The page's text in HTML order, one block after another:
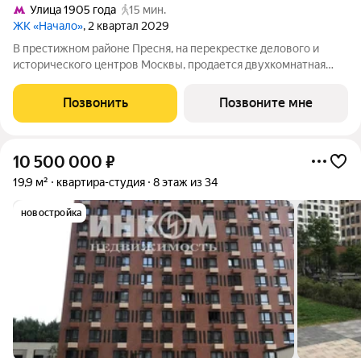
Улица 1905 года
15 мин.
ЖК «Начало», 2 квартал 2029
В престижном районе Пресня, на перекрестке делового и
исторического центров Москвы, продается двухкомнатная
находится на 8 этаже 24-этажного дома, в новом элитном
жилом комплексе «Начало» от
Позвонить Позвоните мне
10 500 000 ₽
19,9 м² квартира-студия 8 этаж из 34
новостройка